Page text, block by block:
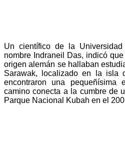
Un científico de la
nombre Indraneil Das, indicó
origen alemán se hallaban
Sarawak, localizado en la isla
encontraron una
camino conecta a la cumbre de
Parque Nacional Kubah en el